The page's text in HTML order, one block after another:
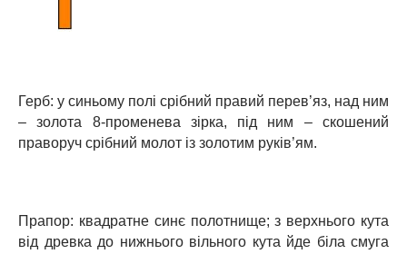
Герб: у синьому полі срібний правий перев’яз, над ним
– золота 8-променева зірка, під ним – скошений
праворуч срібний молот із золотим руків’ям.
Прапор: квадратне синє полотнище; з верхнього кута
від древка до нижнього вільного кута йде біла смуга